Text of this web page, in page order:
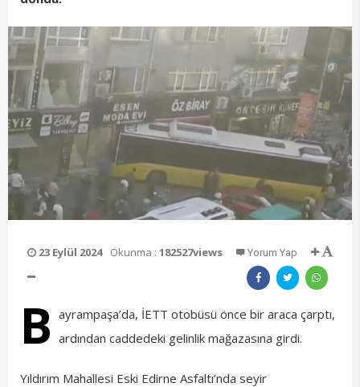
23 Eylül 2024 Okunma :182527views Yorum Yap
B ayrampaşa’da, İETT otobüsü önce bir araca çarptı,
ardından caddedeki gelinlik mağazasına girdi.
Yıldırım Mahallesi Eski Edirne Asfaltı’nda seyir